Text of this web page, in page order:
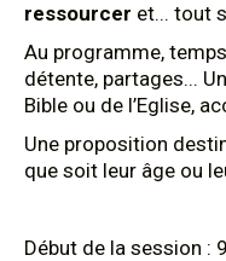
ressourcer et... tout
Au programme,
détente, partages...
Bible ou de l’Eglise,
Une proposition
que soit leur âge ou
Début de la session :